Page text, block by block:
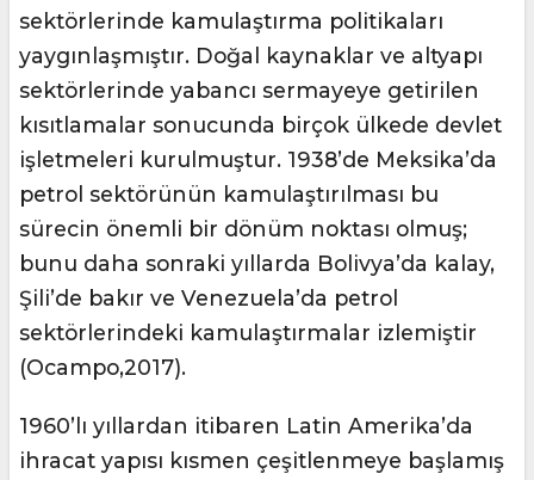
sektörlerinde kamulaştırma politikaları
yaygınlaşmıştır. Doğal kaynaklar ve altyapı
sektörlerinde yabancı sermayeye getirilen
kısıtlamalar sonucunda birçok ülkede devlet
işletmeleri kurulmuştur. 1938’de Meksika’da
petrol sektörünün kamulaştırılması bu
sürecin önemli bir dönüm noktası olmuş;
bunu daha sonraki yıllarda Bolivya’da kalay,
Şili’de bakır ve Venezuela’da petrol
sektörlerindeki kamulaştırmalar izlemiştir
(Ocampo,2017).
1960’lı yıllardan itibaren Latin Amerika’da
ihracat yapısı kısmen çeşitlenmeye başlamış